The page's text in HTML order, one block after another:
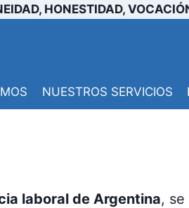
HONESTIDAD,
NUESTROS SERVICIOS
laboral de Argentina,